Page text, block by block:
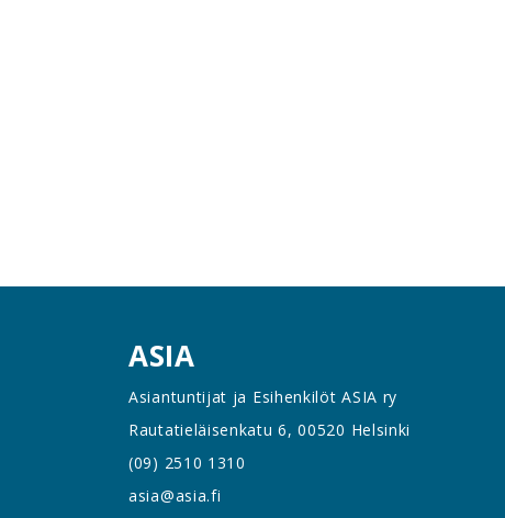
ASIA
Asiantuntijat ja Esihenkilöt ASIA ry
Rautatieläisenkatu 6, 00520 Helsinki
(09) 2510 1310
asia@asia.fi